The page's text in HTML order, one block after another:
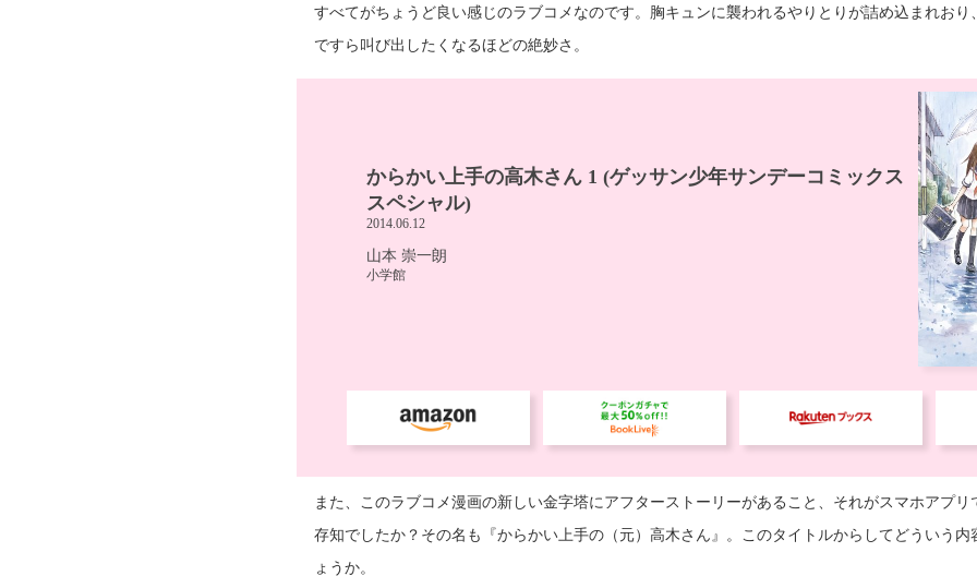
すべてがちょうど良い感じのラブコメなのです。胸キュンに襲われるやりとりが詰め込まれおり
ですら叫び出したくなるほどの絶妙さ。
また、このラブコメ漫画の新しい金字塔にアフターストーリーがあること、それがスマホアプ
存知でしたか？その名も『からかい上手の（元）高木さん』。このタイトルからしてどういう内
ょうか。